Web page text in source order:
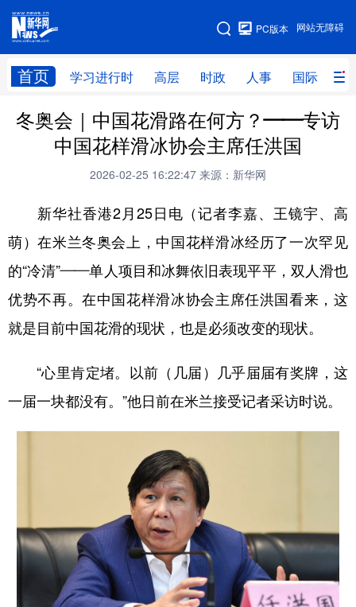
网站无障碍
PC版本
首页 学习进行时 高层 时政 人事 国际 财
网站地图
学习进行时 高层 时政 人事
国际 财经 网评 港澳
科技 科创 量子 体育
文化 健康
法律 中央文件 金融 汽车
一带一路 亚太网
地方频道
冬奥会｜中国花滑路在何方？——专访
中国花样滑冰协会主席任洪国
2026-02-25 16:22:47 来源：新华网
新华社香港2月25日电（记者李嘉、王镜宇、高
萌）在米兰冬奥会上，中国花样滑冰经历了一次罕见
的“冷清”——单人项目和冰舞依旧表现平平，双人滑也
优势不再。在中国花样滑冰协会主席任洪国看来，这
就是目前中国花滑的现状，也是必须改变的现状。
“心里肯定堵。以前（几届）几乎届届有奖牌，这
一届一块都没有。”他日前在米兰接受记者采访时说。